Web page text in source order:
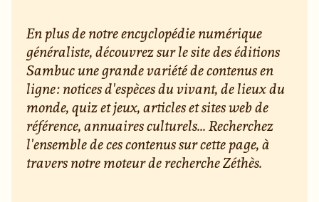
En plus de notre encyclopédie numérique
généraliste, découvrez sur le site des éditions
Sambuc une grande variété de contenus en
ligne : notices d'espèces du vivant, de lieux du
monde, quiz et jeux, articles et sites web de
référence, annuaires culturels... Recherchez
l'ensemble de ces contenus sur cette page, à
travers notre moteur de recherche Zéthès.